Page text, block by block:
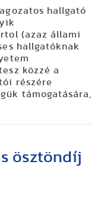
hallgató
(azaz állami
hallgatóknak
közzé a
részére
támogatására,
ösztöndíj